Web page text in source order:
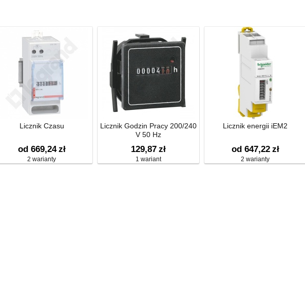
Licznik Czasu
od 669,24 zł
2 warianty
Licznik Godzin Pracy 200/240
V 50 Hz
129,87 zł
1 wariant
Licznik energii iEM2
od 647,22 zł
2 warianty